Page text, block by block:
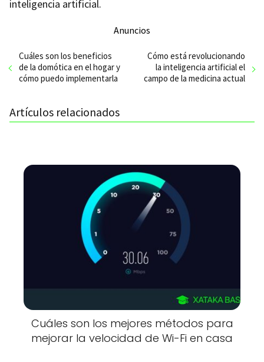
inteligencia artificial.
Anuncios
Cuáles son los beneficios
de la domótica en el hogar y
cómo puedo implementarla
Cómo está revolucionando
la inteligencia artificial el
campo de la medicina actual
Artículos relacionados
Cuáles son los mejores métodos para
mejorar la velocidad de Wi-Fi en casa